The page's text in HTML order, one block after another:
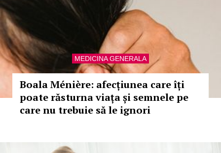
MEDICINA GENERALA
Boala Ménière: afecțiunea care îți
poate răsturna viața și semnele pe
care nu trebuie să le ignori